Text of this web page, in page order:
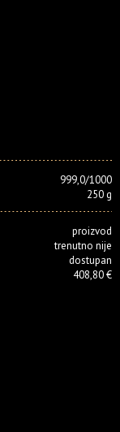
999,0/1000
250 g
proizvod
trenutno nije
dostupan
408,80 €